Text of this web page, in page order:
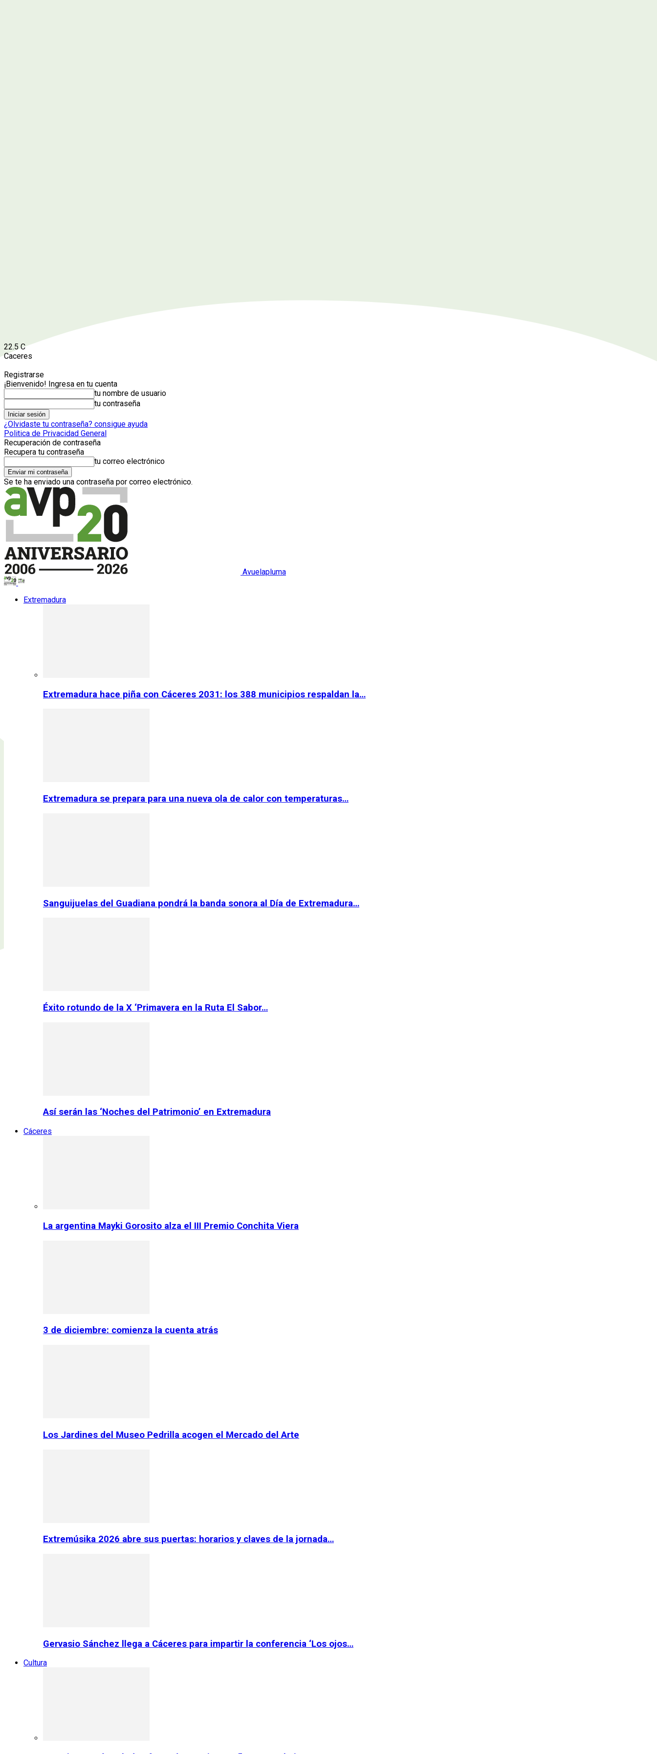
22.5 C
Caceres
Registrarse
¡Bienvenido! Ingresa en tu cuenta
tu nombre de usuario
tu contraseña
¿Olvidaste tu contraseña? consigue ayuda
Politica de Privacidad General
Recuperación de contraseña
Recupera tu contraseña
tu correo electrónico
Se te ha enviado una contraseña por correo electrónico.
Avuelapluma
Extremadura
Extremadura hace piña con Cáceres 2031: los 388 municipios respaldan la…
Extremadura se prepara para una nueva ola de calor con temperaturas…
Sanguijuelas del Guadiana pondrá la banda sonora al Día de Extremadura…
Éxito rotundo de la X ‘Primavera en la Ruta El Sabor…
Así serán las ‘Noches del Patrimonio’ en Extremadura
Cáceres
La argentina Mayki Gorosito alza el III Premio Conchita Viera
3 de diciembre: comienza la cuenta atrás
Los Jardines del Museo Pedrilla acogen el Mercado del Arte
Extremúsika 2026 abre sus puertas: horarios y claves de la jornada…
Gervasio Sánchez llega a Cáceres para impartir la conferencia ‘Los ojos…
Cultura